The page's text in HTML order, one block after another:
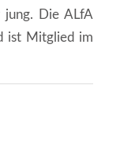
Die ALfA
ist Mitglied im